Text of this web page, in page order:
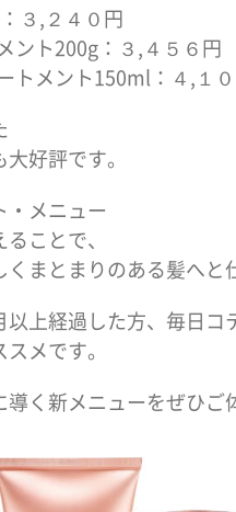
３,２４０円
ント200g：３,４５６円
トメント150ml：４,１０
好評です。
・メニュー
ことで、
まとまりのある髪へと
上経過した方、毎日コ
メです。
く新メニューをぜひご